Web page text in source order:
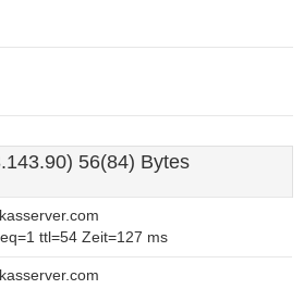
56(84) Bytes
ttl=54 Zeit=127 ms